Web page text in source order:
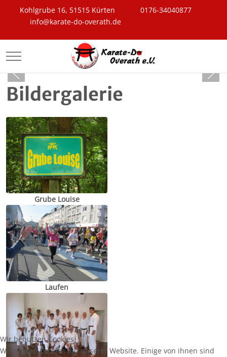
Kohlgrube 16, 51515 Kürten
0176-34040877
info@karate-do-overath.de
Mobile Menu Toggle
Bildergalerie
Grube Louise
Laufen
Wir benutzen Cookies
Wir nutzen Cookies auf unserer Website. Einige von ihnen sind